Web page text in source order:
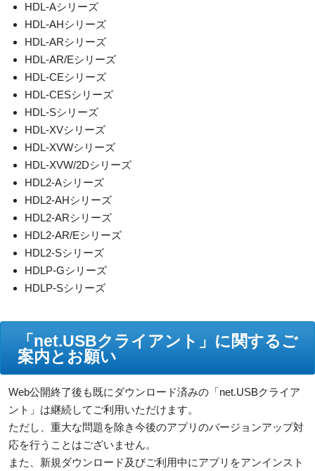
HDL-Aシリーズ
HDL-AHシリーズ
HDL-ARシリーズ
HDL-AR/Eシリーズ
HDL-CEシリーズ
HDL-CESシリーズ
HDL-Sシリーズ
HDL-XVシリーズ
HDL-XVWシリーズ
HDL-XVW/2Dシリーズ
HDL2-Aシリーズ
HDL2-AHシリーズ
HDL2-ARシリーズ
HDL2-AR/Eシリーズ
HDL2-Sシリーズ
HDLP-Gシリーズ
HDLP-Sシリーズ
「net.USBクライアント」に関するご
案内とお願い
Web公開終了後も既にダウンロード済みの「net.USBクライア
ント」は継続してご利用いただけます。
ただし、重大な問題を除き今後のアプリのバージョンアップ対
応を行うことはございません。
また、新規ダウンロード及びご利用中にアプリをアンインスト